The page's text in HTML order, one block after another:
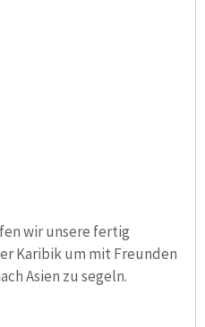
wir unsere fertig
Karibik um mit Freunden
Asien zu segeln.